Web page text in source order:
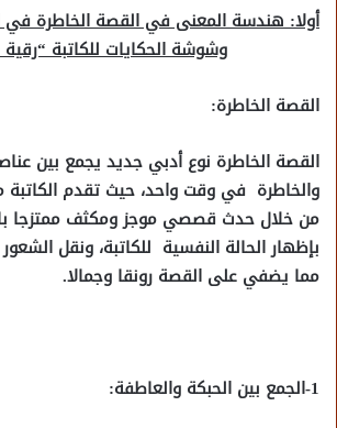
أولا: هندسة المعنى في القصة الخاطرة
وشوشة الحكايات للكاتبة
القصة الخاطرة:
القصة الخاطرة نوع أدبي جديد يجمع بين
والخاطرة في وقت واحد، حيث تقدم الكاتبة
من خلال حدث قصصي موجز ومكثف ممتزجا
بإظهار الحالة النفسية للكاتبة، ونقل
مما يضفي على القصة رونقا وجمالا.
1-الجمع بين الحبكة والعاطفة: